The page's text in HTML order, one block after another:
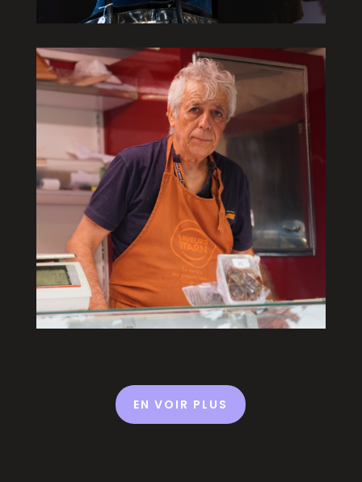
EN VOIR PLUS